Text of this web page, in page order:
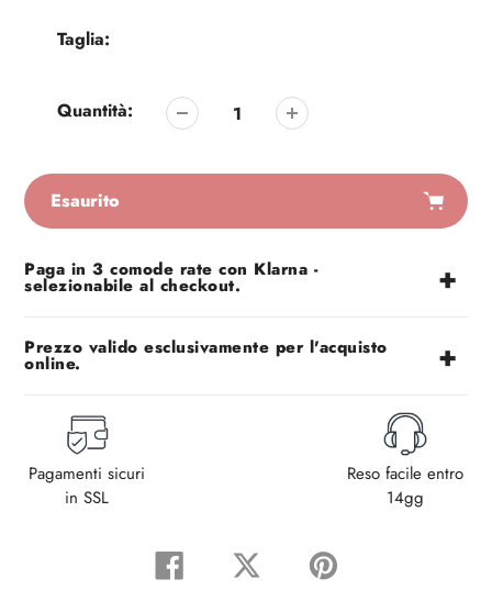
Taglia:
Quantità:
Esaurito
di
prodotto
tuo
carrello
Paga in 3 comode rate con Klarna -
selezionabile al checkout.
Prezzo valido esclusivamente per l'acquisto
online.
Pagamenti sicuri
in SSL
Reso facile entro
14gg
Condividi
su
Tweet
su
Pin
su